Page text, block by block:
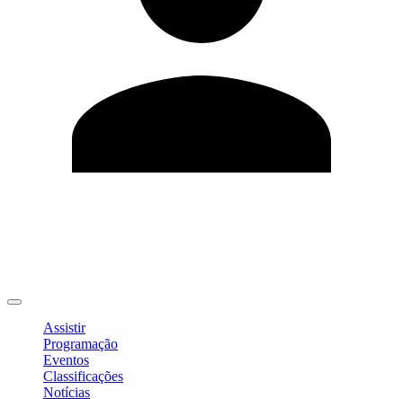
Assistir
Programação
Eventos
Classificações
Notícias